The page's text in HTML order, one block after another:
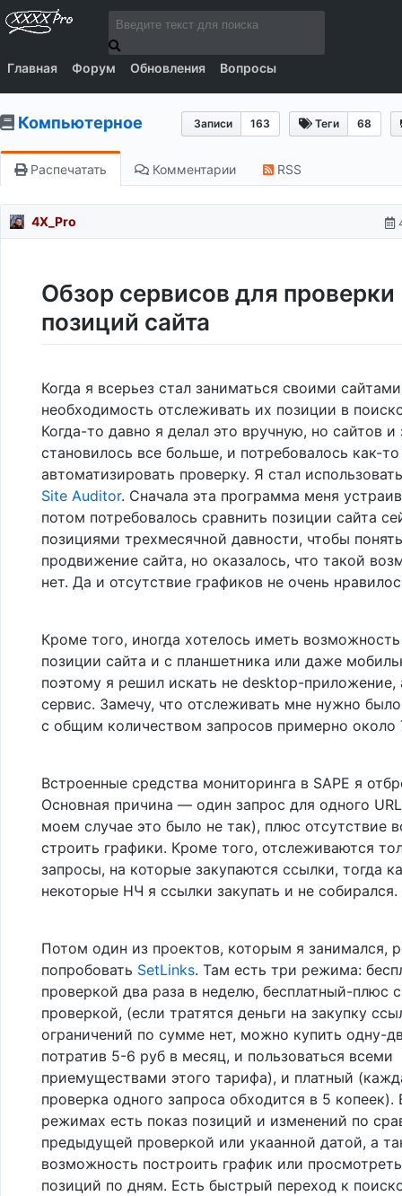
Главная Форум Обновления Вопросы
Записи 163 Теги 68
Компьютерное
Распечатать Комментарии RSS
4X_Pro
Обзор сервисов для проверки
позиций сайта
Когда я всерьез стал заниматься своими
необходимость отслеживать их позиции в
Когда-то давно я делал это вручную, но сайтов и
становилось все больше, и потребовалось как-то
автоматизировать проверку. Я стал
Site Auditor. Сначала эта программа меня
потом потребовалось сравнить позиции сайта
позициями трехмесячной давности, чтобы
продвижение сайта, но оказалось, что такой
нет. Да и отсутствие графиков не очень
Кроме того, иногда хотелось иметь
позиции сайта и с планшетника или даже
поэтому я решил искать не desktop-приложение,
сервис. Замечу, что отслеживать мне нужно
с общим количеством запросов примерно около
Встроенные средства мониторинга в SAPE я
Основная причина — один запрос для одного
моем случае это было не так), плюс отсутствие
строить графики. Кроме того, отслеживаются
запросы, на которые закупаются ссылки, тогда
некоторые НЧ я ссылки закупать и не собирался.
Потом один из проектов, которым я занимался,
попробовать SetLinks. Там есть три режима:
проверкой два раза в неделю, бесплатный-плюс
проверкой, (если тратятся деньги на закупку
ограничений по сумме нет, можно купить одну-
потратив 5-6 руб в месяц, и пользоваться всеми
приемуществами этого тарифа), и платный
проверка одного запроса обходится в 5 копеек).
режимах есть показ позиций и изменений по
предыдущей проверкой или укаанной датой, а
возможность построить график или
позиций по дням. Есть быстрый переход к